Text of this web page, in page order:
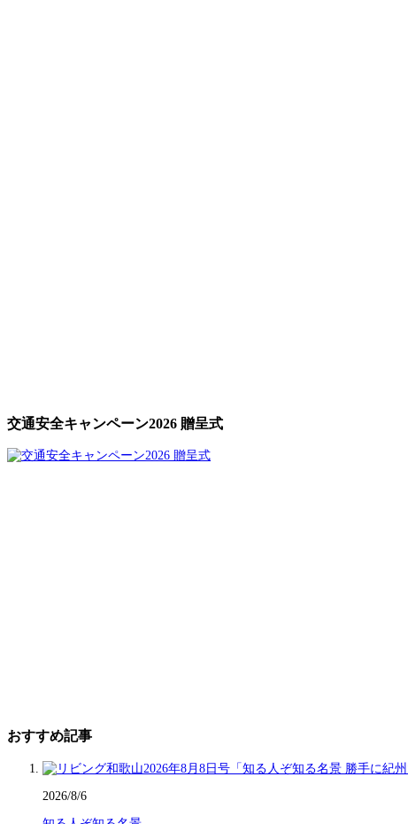
交通安全キャンペーン2026 贈呈式
おすすめ記事
2026/8/6